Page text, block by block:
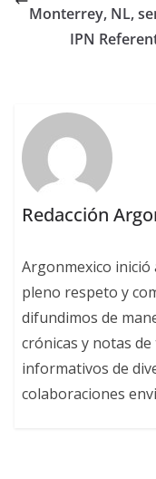
Monterrey, NL,
IPN
Redacción
Argonmexico inició
pleno respeto y
difundimos de
crónicas y notas
informativos de
colaboraciones